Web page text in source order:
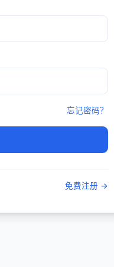
忘记密码？
免费注册 →